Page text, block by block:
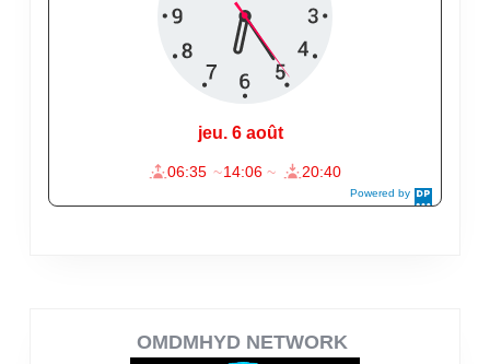
OMDMHYD NETWORK